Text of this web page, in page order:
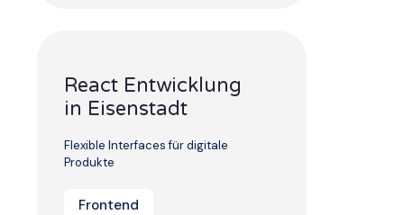
React Entwicklung
in Eisenstadt
Flexible Interfaces für digitale
Produkte
Frontend